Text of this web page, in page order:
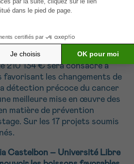
échantillons urinaires.
Prevention Projets
210 134 € sera consacré à
les changements de
détection précoce du cancer
meilleure mise en œuvre des
matière de prévention
Sur les 17 projets soumis
Castelbon – Université Libre